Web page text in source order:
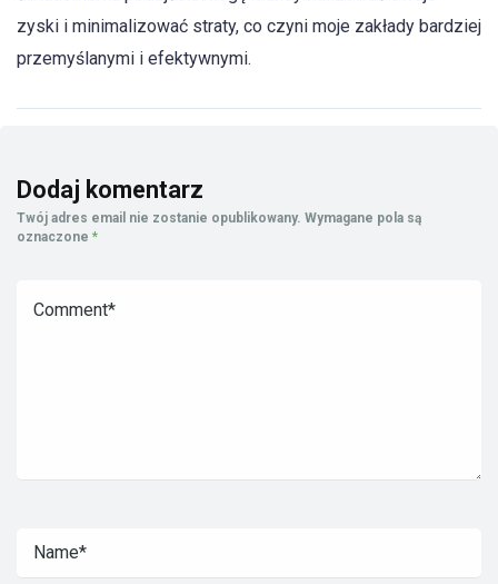
zyski i minimalizować straty, co czyni moje zakłady bardziej
przemyślanymi i efektywnymi.
Dodaj komentarz
Twój adres email nie zostanie opublikowany. Wymagane pola są
oznaczone *